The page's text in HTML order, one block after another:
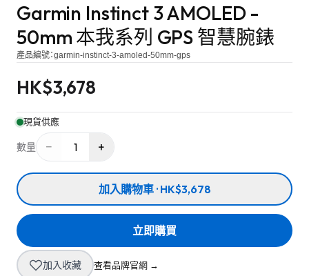
Garmin Instinct 3 AMOLED -
50mm 本我系列 GPS 智慧腕錶
產品編號：garmin-instinct-3-amoled-50mm-gps
HK$3,678
現貨供應
數量 − 1 +
加入購物車 · HK$3,678
立即購買
加入收藏 查看品牌官網 →